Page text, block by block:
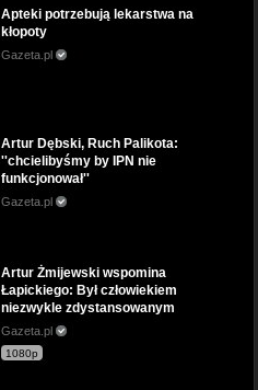
Apteki potrzebują lekarstwa na
kłopoty
Gazeta.pl
Artur Dębski, Ruch Palikota:
''chcielibyśmy by IPN nie
funkcjonował''
Gazeta.pl
Artur Żmijewski wspomina
Łapickiego: Był człowiekiem
niezwykle zdystansowanym
Gazeta.pl
1080p